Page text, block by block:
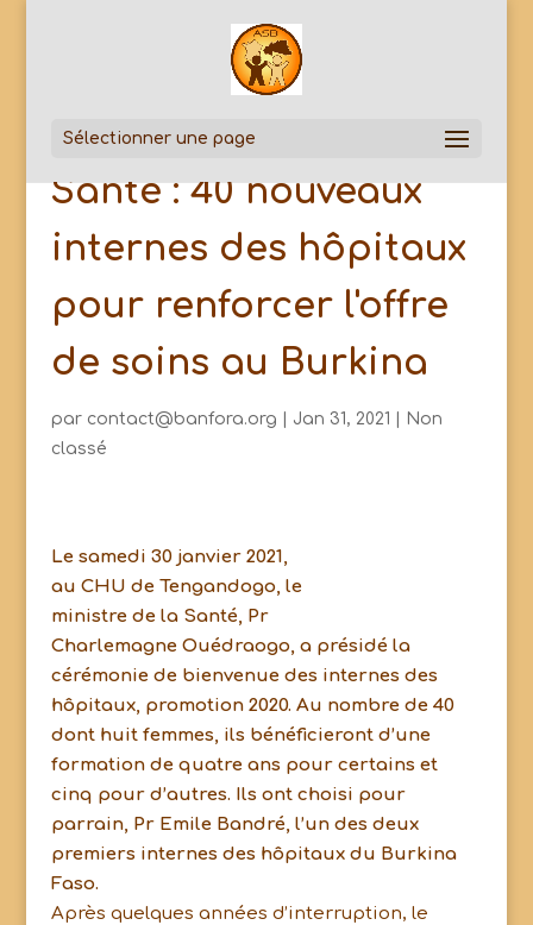
Sélectionner une page
Santé : 40 nouveaux
internes des hôpitaux
pour renforcer l'offre
de soins au Burkina
par contact@banfora.org Jan 31, 2021
Non
classé
Le samedi 30 janvier 2021,
au CHU de Tengandogo, le
ministre de la Santé, Pr
Charlemagne Ouédraogo, a présidé la
cérémonie de bienvenue des internes des
hôpitaux, promotion 2020. Au nombre de 40
dont huit femmes, ils bénéficieront d’une
formation de quatre ans pour certains et
cinq pour d’autres. Ils ont choisi pour
parrain, Pr Emile Bandré, l’un des deux
premiers internes des hôpitaux du Burkina
Faso.
Après quelques années d’interruption, le